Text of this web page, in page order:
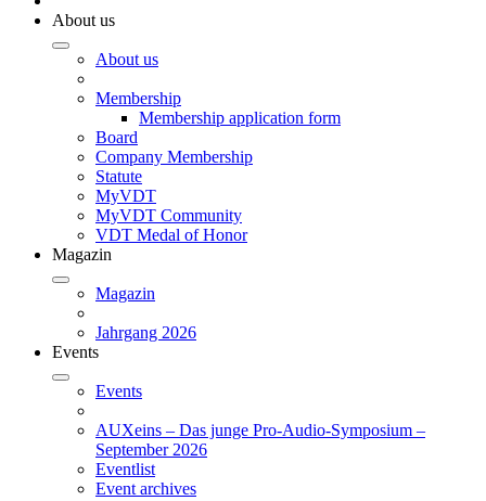
About us
About us
Membership
Membership application form
Board
Company Membership
Statute
MyVDT
MyVDT Community
VDT Medal of Honor
Magazin
Magazin
Jahrgang 2026
Events
Events
AUXeins – Das junge Pro-Audio-Symposium –
September 2026
Eventlist
Event archives